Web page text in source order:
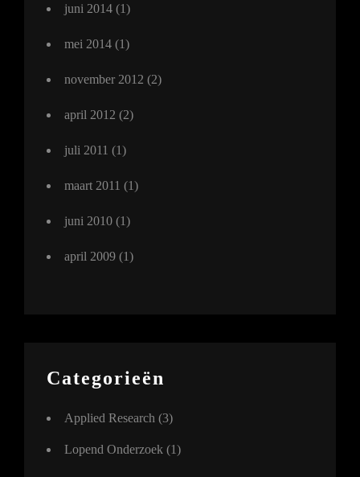
juni 2014 (1)
mei 2014 (1)
november 2012 (2)
april 2012 (2)
juli 2011 (1)
maart 2011 (1)
juni 2010 (1)
april 2009 (1)
Categorieën
Applied Research (3)
Lopend Onderzoek (1)